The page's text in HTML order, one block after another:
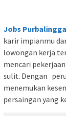
Jobs Purbalingga
karir impianmu
lowongan kerja
mencari
sulit. Dengan
menemukan
persaingan yang